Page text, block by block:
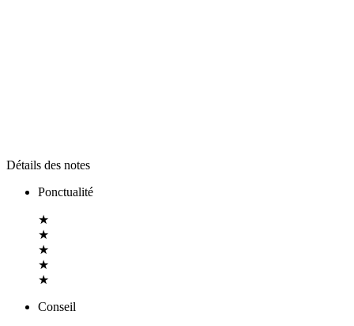
Détails des notes
Ponctualité
★
★
★
★
★
Conseil